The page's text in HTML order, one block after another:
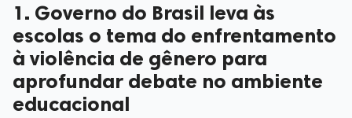
1. Governo do Brasil leva às
escolas o tema do enfrentamento
à violência de gênero para
aprofundar debate no ambiente
educacional